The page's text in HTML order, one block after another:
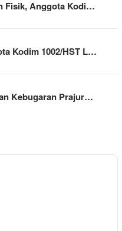
Fisik, Anggota Kodi…
Kodim 1002/HST L…
Kebugaran Prajur…